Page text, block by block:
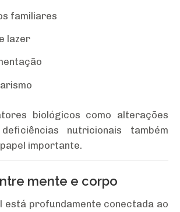
familiares
lazer
biológicos como alterações
nutricionais também
importante.
mente e corpo
está profundamente conectada ao